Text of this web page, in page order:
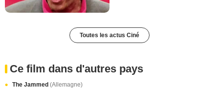
Toutes les actus Ciné
Ce film dans d'autres pays
The Jammed (Allemagne)